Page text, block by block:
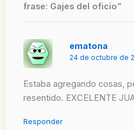
frase: Gajes del oficio”
ematona
24 de octubre de
Estaba agregando cosas,
resentido. EXCELENTE
Responder